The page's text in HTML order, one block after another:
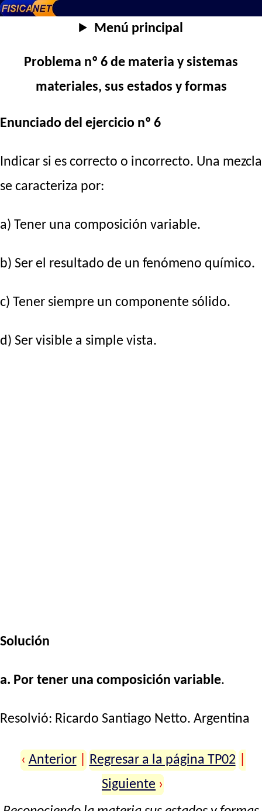
Menú principal
Problema nº 6 de materia y sistemas
materiales, sus estados y formas
Enunciado del ejercicio nº 6
Indicar si es correcto o incorrecto. Una mezcla
se caracteriza por:
a) Tener una composición variable.
b) Ser el resultado de un fenómeno químico.
c) Tener siempre un componente sólido.
d) Ser visible a simple vista.
Solución
a. Por tener una composición variable.
Resolvió: Ricardo Santiago Netto. Argentina
‹ Anterior Regresar a la página TP02
Siguiente ›